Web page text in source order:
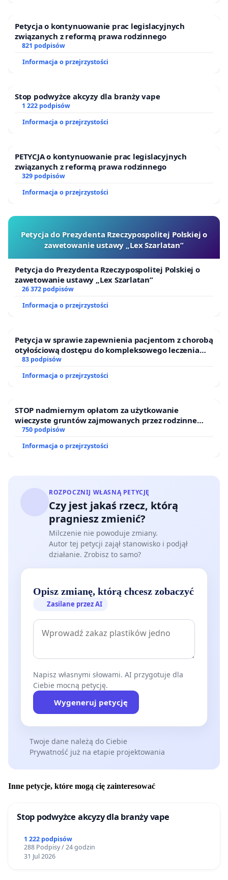
Petycja o kontynuowanie prac legislacyjnych
związanych z reformą prawa rodzinnego
821 podpisów
Informacja o przejrzystości
Stop podwyżce akcyzy dla branży vape
1 222 podpisów
Informacja o przejrzystości
PETYCJA o kontynuowanie prac legislacyjnych
związanych z reformą prawa rodzinnego
329 podpisów
Informacja o przejrzystości
Petycja do Prezydenta Rzeczypospolitej Polskiej o
zawetowanie ustawy „Lex Szarlatan”
Petycja do Prezydenta Rzeczypospolitej Polskiej o
zawetowanie ustawy „Lex Szarlatan”
26 372 podpisów
Informacja o przejrzystości
Petycja w sprawie zapewnienia pacjentom z chorobą
otyłościową dostępu do kompleksowego leczenia
oraz programów profilaktycznych.
83 podpisów
Informacja o przejrzystości
STOP nadmiernym opłatom za użytkowanie
wieczyste gruntów zajmowanych przez rodzinne
ogrody działkowe.
750 podpisów
Informacja o przejrzystości
ROZPOCZNIJ WŁASNĄ PETYCJĘ
Czy jest jakaś rzecz, którą
pragniesz zmienić?
Milczenie nie powoduje zmiany.
Autor tej petycji zajął stanowisko i podjął
działanie. Zrobisz to samo?
Opisz zmianę, którą chcesz zobaczyć
Zasilane przez AI
Napisz własnymi słowami. AI przygotuje dla
Ciebie mocną petycję.
Wygeneruj petycję
Twoje dane należą do Ciebie
Prywatność już na etapie projektowania
Inne petycje, które mogą cię zainteresować
Stop podwyżce akcyzy dla branży vape
1 222 podpisów
288 Podpisy / 24 godzin
31 Jul 2026